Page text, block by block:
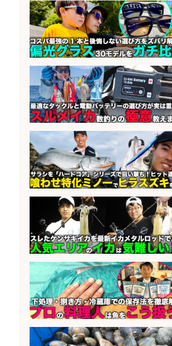
会社名 メガバス株式会社
sponsored by 求人ボックス
精肉・青果・鮮魚販売/志布志市内
でお魚のカットや商品の陳列スタッ
フ/車通勤OK×時間選べる×未経験歓
迎/鹿児島県/志布志市
会社名 株式会社ホットスタッフ鹿児島
sponsored by 求人ボックス
さらに求人情報を見る